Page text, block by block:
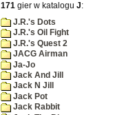
171 gier w katalogu J:
J.R.'s Dots
J.R.'s Oil Fight
J.R.'s Quest 2
JACG Airman
Ja-Jo
Jack And Jill
Jack N Jill
Jack Pot
Jack Rabbit